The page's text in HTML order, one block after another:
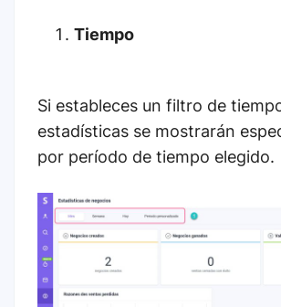
Tiempo
Si estableces un filtro de
estadísticas se mostrarán
por período de tiempo elegido.